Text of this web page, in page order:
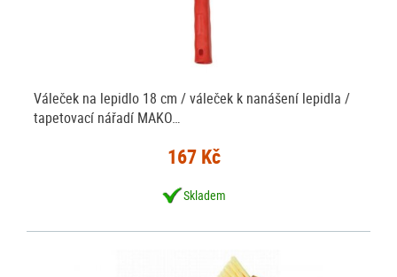
Váleček na lepidlo 18 cm / váleček k nanášení lepidla /
tapetovací nářadí MAKO…
167 Kč
Skladem